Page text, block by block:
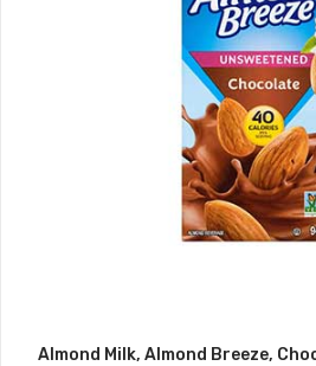
Almond Milk, Almond Breeze,